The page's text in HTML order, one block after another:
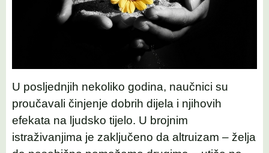
U posljednjih nekoliko godina, naučnici su
proučavali činjenje dobrih dijela i njihovih
efekata na ljudsko tijelo. U brojnim
istraživanjima je zaključeno da altruizam – želja